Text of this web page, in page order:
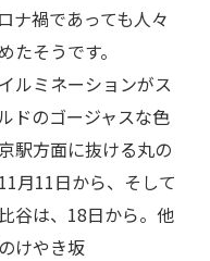
ナ禍であっても人々
そうです。
ルミネーションがス
ドのゴージャスな色
駅方面に抜ける丸の
月11日から、そして
谷は、18日から。他
けやき坂